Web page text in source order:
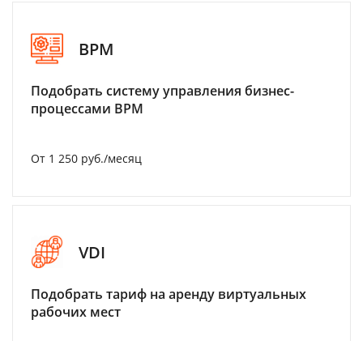
BPM
Подобрать систему управления бизнес-
процессами BPM
От 1 250 руб./месяц
VDI
Подобрать тариф на аренду виртуальных
рабочих мест